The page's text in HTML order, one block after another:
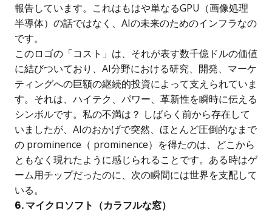
報告しています。これはもはや単なるGPU（画像処理
半導体）の話ではなく、AIの未来のためのインフラなの
です。
このロゴの「コスト」は、それが表す数千億ドルの価値
に結びついており、AI分野における研究、開発、マーケ
ティングへの巨額の継続的投資によって支えられていま
す。それは、ハイテク、パワー、革新性を瞬時に伝える
シンボルです。私の不満は？ しばらく前から存在して
いましたが、AIのおかげで突然、ほとんど圧倒的なまで
の prominence（ prominence）を得たのは、どこから
ともなく現れたように感じられることです。ある時はゲ
ーム用チップだったのに、次の瞬間には世界を支配して
いる。
6. マイクロソフト（カラフルな窓）